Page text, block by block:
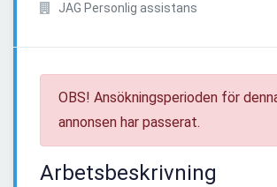
JAG Personlig assistans
OBS! Ansökningsperioden för
annonsen har passerat.
Arbetsbeskrivning